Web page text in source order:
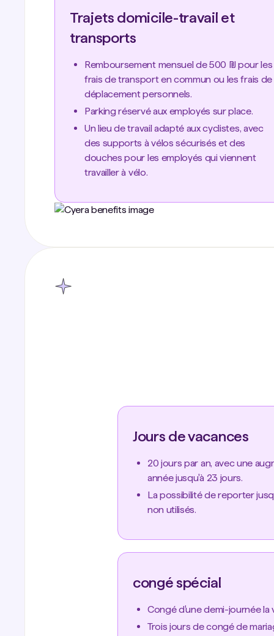
Trajets domicile-travail et
transports
Remboursement mensuel de 500 ₪ pour les
frais de transport en commun ou les frais de
déplacement personnels.
Parking réservé aux employés sur place.
Un lieu de travail adapté aux cyclistes, avec
des supports à vélos sécurisés et des
douches pour les employés qui viennent
travailler à vélo.
Jours de vacances
20 jours par an, avec une
année jusqu'à 23 jours.
La possibilité de reporter
non utilisés.
congé spécial
Congé d'une demi-journée la
Trois jours de congé de